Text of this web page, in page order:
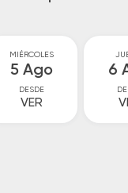
MIÉRCOLES
5 Ago
DESDE
VER
6